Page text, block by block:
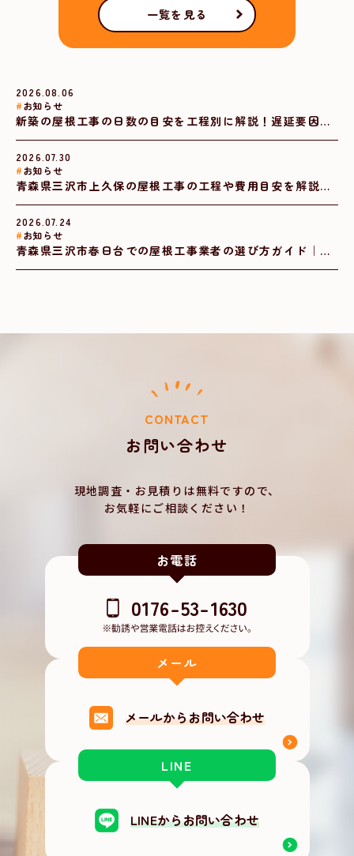
一覧を見る
2026.08.06
お知らせ
新築の屋根工事の日数の目安を工程別に解説！遅延要因も
2026.07.30
お知らせ
青森県三沢市上久保の屋根工事の工程や費用目安を解説｜
2026.07.24
お知らせ
青森県三沢市春日台での屋根工事業者の選び方ガイド｜屋
CONTACT
お問い合わせ
現地調査・お見積りは無料ですので、
お気軽にご相談ください！
お電話
0176-53-1630
メール
メールからお問い合わせ
LINE
LINEからお問い合わせ